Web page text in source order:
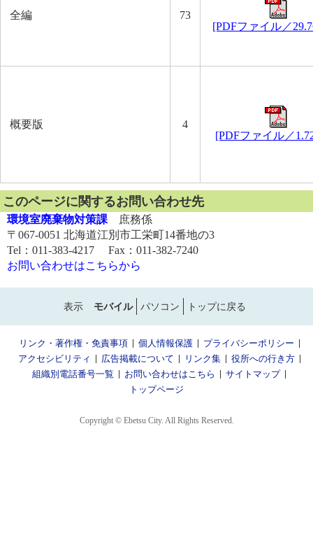
全編
73
[PDFファイル／
概要版
4
[PDFファイル／
このページに関するお問い合わせ先
環境室廃棄物対策課庶務係
〒067-0051 北海道江別市工栄町14番地の3
Tel：011-383-4217 Fax：011-382-7240
お問い合わせはこちらから
表示 モバイル パソコン トップに戻る
リンク・著作権・免責事項 個人情報保護
プライバシーポリシー
アクセシビリティ
広告掲載について リンク集
役所への行き方
組織別電話番号一覧
お問い合わせはこちら
サイトマップ
トップページ
Copyright © Ebetsu City. All Rights Reserved.